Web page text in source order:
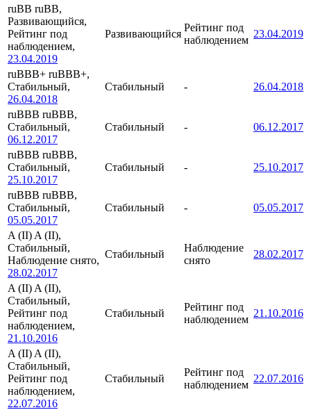
ruBB ruBB,
Развивающийся,
Рейтинг под
наблюдением,
23.04.2019
Развивающийся
Рейтинг под
наблюдением
23.04.2019
ruBBB+ ruBBB+,
Стабильный,
26.04.2018
Стабильный - 26.04.2018
ruBBB ruBBB,
Стабильный,
06.12.2017
Стабильный - 06.12.2017
ruBBB ruBBB,
Стабильный,
25.10.2017
Стабильный - 25.10.2017
ruBBB ruBBB,
Стабильный,
05.05.2017
Стабильный - 05.05.2017
A (II) A (II),
Стабильный,
Наблюдение снято,
28.02.2017
Стабильный
Наблюдение
снято
28.02.2017
A (II) A (II),
Стабильный,
Рейтинг под
наблюдением,
21.10.2016
Стабильный
Рейтинг под
наблюдением
21.10.2016
A (II) A (II),
Стабильный,
Рейтинг под
наблюдением,
22.07.2016
Стабильный
Рейтинг под
наблюдением
22.07.2016